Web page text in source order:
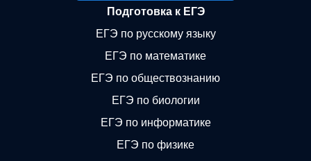
Подготовка к ЕГЭ
ЕГЭ по русскому языку
ЕГЭ по математике
ЕГЭ по обществознанию
ЕГЭ по биологии
ЕГЭ по информатике
ЕГЭ по физике